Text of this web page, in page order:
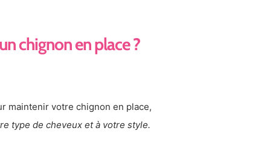
chignon en place ?
maintenir votre chignon en place,
type de cheveux et à votre style.